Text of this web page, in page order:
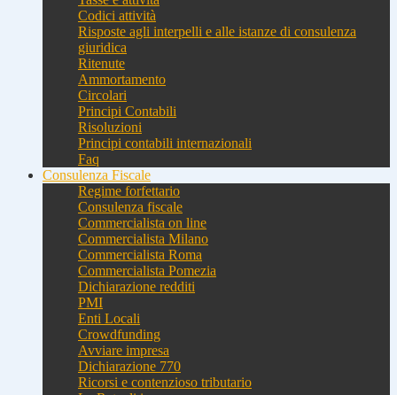
Codici attività
Risposte agli interpelli e alle istanze di consulenza
giuridica
Ritenute
Ammortamento
Circolari
Principi Contabili
Risoluzioni
Principi contabili internazionali
Faq
Consulenza Fiscale
Regime forfettario
Consulenza fiscale
Commercialista on line
Commercialista Milano
Commercialista Roma
Commercialista Pomezia
Dichiarazione redditi
PMI
Enti Locali
Crowdfunding
Avviare impresa
Dichiarazione 770
Ricorsi e contenzioso tributario